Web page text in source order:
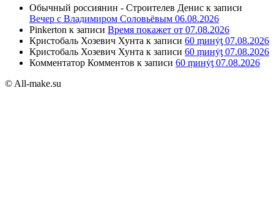
Обычный россиянин - Строителев Денис к записи
Вечер с Владимиром Соловьёвым 06.08.2026
Pinkerton к записи Время покажет от 07.08.2026
Кристобаль Хозевич Хунта к записи 60 ṃинẏƫ 07.08.2026
Кристобаль Хозевич Хунта к записи 60 ṃинẏƫ 07.08.2026
Комментатор Комментов к записи 60 ṃинẏƫ 07.08.2026
© All-make.su